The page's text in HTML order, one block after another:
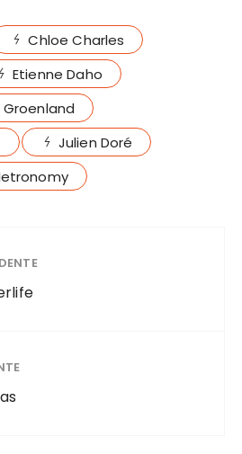
Chloe Charles
Etienne Daho
Groenland
Julien Doré